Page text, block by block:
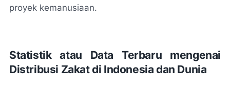
proyek kemanusiaan.
Statistik atau Data Terbaru mengenai
Distribusi Zakat di Indonesia dan Dunia